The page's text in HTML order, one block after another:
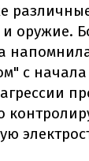
оружие.
с начала